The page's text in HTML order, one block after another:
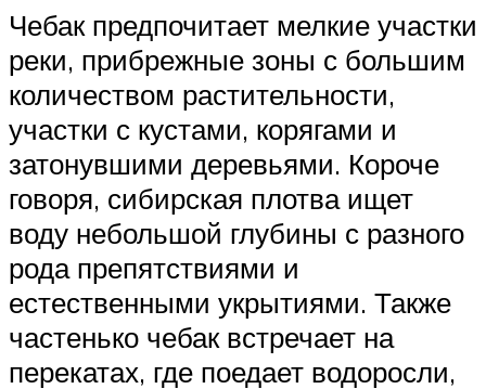
Чебак предпочитает мелкие участки
реки, прибрежные зоны с большим
количеством растительности,
участки с кустами, корягами и
затонувшими деревьями. Короче
говоря, сибирская плотва ищет
воду небольшой глубины с разного
рода препятствиями и
естественными укрытиями. Также
частенько чебак встречает на
перекатах, где поедает водоросли,